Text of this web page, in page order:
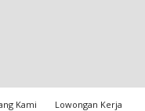
Kami
Lowongan Kerja